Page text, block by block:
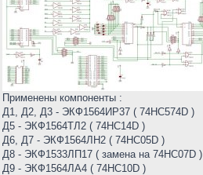
Применены компоненты :
Д1, Д2, Д3 - ЭКФ1564ИР37 ( 74HC574D )
Д5 - ЭКФ1564ТЛ2 ( 74HC14D )
Д6, Д7 - ЭКФ1564ЛН2 ( 74HC05D )
Д8 - ЭКФ1533ЛП17 ( замена на 74HC07D )
Д9 - ЭКФ1564ЛА4 ( 74HC10D )